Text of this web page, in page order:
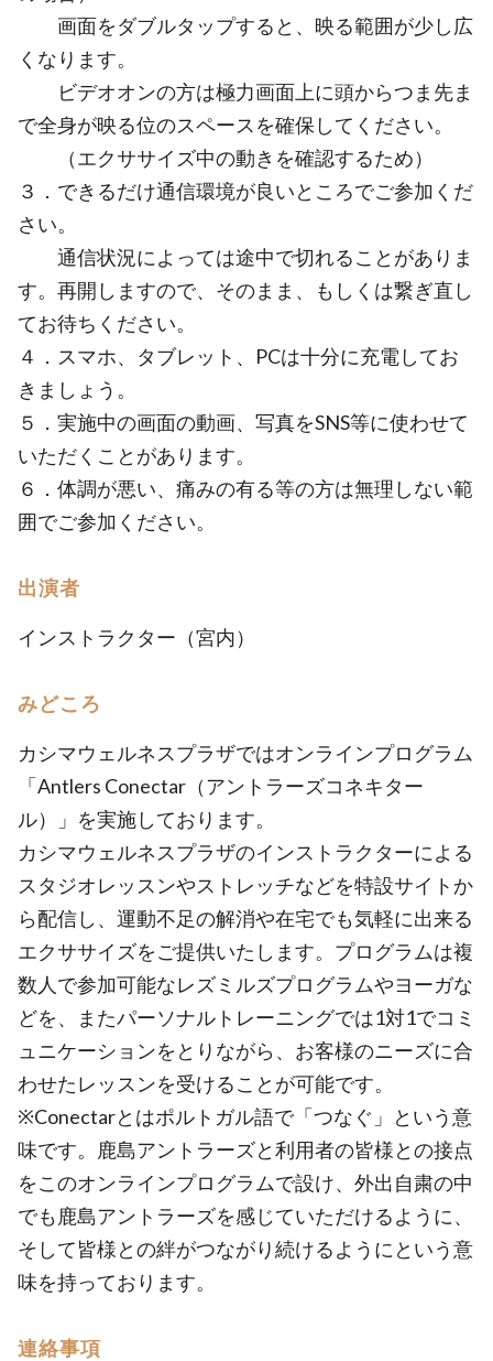
画面をダブルタップすると、映る範囲が少し広
くなります。
ビデオオンの方は極力画面上に頭からつま先ま
で全身が映る位のスペースを確保してください。
（エクササイズ中の動きを確認するため）
３．できるだけ通信環境が良いところでご参加くだ
さい。
通信状況によっては途中で切れることがありま
す。再開しますので、そのまま、もしくは繋ぎ直し
てお待ちください。
４．スマホ、タブレット、PCは十分に充電してお
きましょう。
５．実施中の画面の動画、写真をSNS等に使わせて
いただくことがあります。
６．体調が悪い、痛みの有る等の方は無理しない範
囲でご参加ください。
出演者
インストラクター（宮内）
みどころ
カシマウェルネスプラザではオンラインプログラム
「Antlers Conectar（アントラーズコネキター
ル）」を実施しております。
カシマウェルネスプラザのインストラクターによる
スタジオレッスンやストレッチなどを特設サイトか
ら配信し、運動不足の解消や在宅でも気軽に出来る
エクササイズをご提供いたします。プログラムは複
数人で参加可能なレズミルズプログラムやヨーガな
どを、またパーソナルトレーニングでは1対1でコミ
ュニケーションをとりながら、お客様のニーズに合
わせたレッスンを受けることが可能です。
※Conectarとはポルトガル語で「つなぐ」という意
味です。鹿島アントラーズと利用者の皆様との接点
をこのオンラインプログラムで設け、外出自粛の中
でも鹿島アントラーズを感じていただけるように、
そして皆様との絆がつながり続けるようにという意
味を持っております。
連絡事項